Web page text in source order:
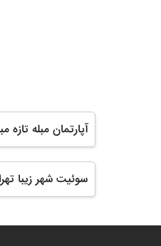
آپارتمان مبله
سوئیت شهر زیبا